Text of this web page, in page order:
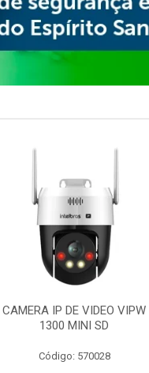
CAMERA IP DE VIDEO VIPW
1300 MINI SD
Código: 570028